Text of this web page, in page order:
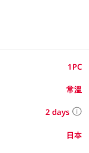
1PC
常溫
2 days
日本